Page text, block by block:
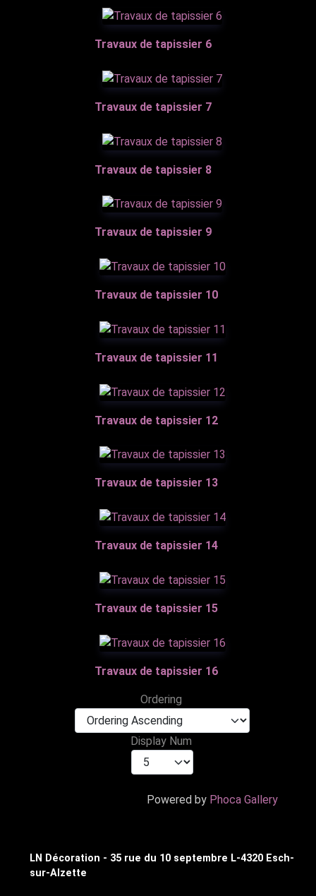
Travaux de tapissier 6
Travaux de tapissier 7
Travaux de tapissier 8
Travaux de tapissier 9
Travaux de tapissier 10
Travaux de tapissier 11
Travaux de tapissier 12
Travaux de tapissier 13
Travaux de tapissier 14
Travaux de tapissier 15
Travaux de tapissier 16
Ordering
Display Num
Powered by Phoca Gallery
LN Décoration - 35 rue du 10 septembre L-4320 Esch-
sur-Alzette